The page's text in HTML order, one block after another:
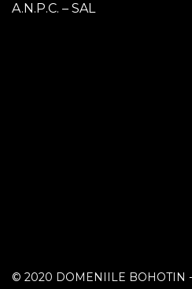
A.N.P.C. – SAL
© 2020 DOMENIILE BOHOTIN